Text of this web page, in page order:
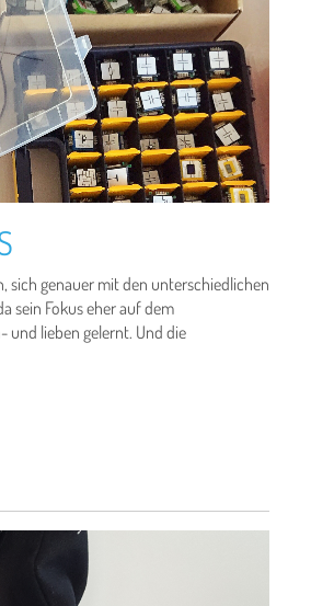
sich genauer mit den unterschiedlichen
sein Fokus eher auf dem
und lieben gelernt. Und die